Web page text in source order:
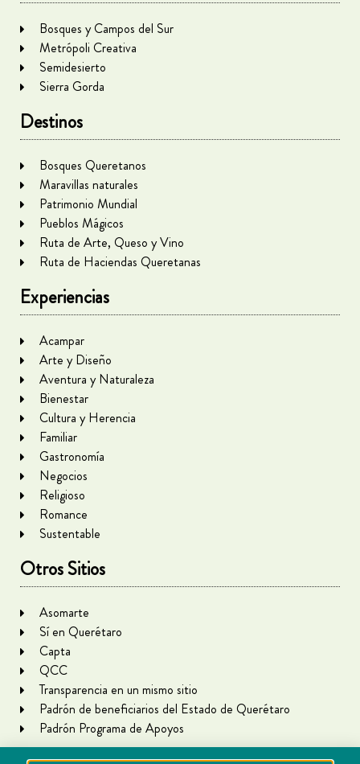
Bosques y Campos del Sur
Metrópoli Creativa
Semidesierto
Sierra Gorda
Destinos
Bosques Queretanos
Maravillas naturales
Patrimonio Mundial
Pueblos Mágicos
Ruta de Arte, Queso y Vino
Ruta de Haciendas Queretanas
Experiencias
Acampar
Arte y Diseño
Aventura y Naturaleza
Bienestar
Cultura y Herencia
Familiar
Gastronomía
Negocios
Religioso
Romance
Sustentable
Otros Sitios
Asomarte
Sí en Querétaro
Capta
QCC
Transparencia en un mismo sitio
Padrón de beneficiarios del Estado de Querétaro
Padrón Programa de Apoyos